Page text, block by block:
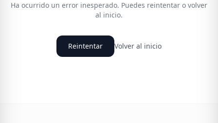
Ha ocurrido un error inesperado. Puedes reintentar o volver
al inicio.
Reintentar Volver al inicio